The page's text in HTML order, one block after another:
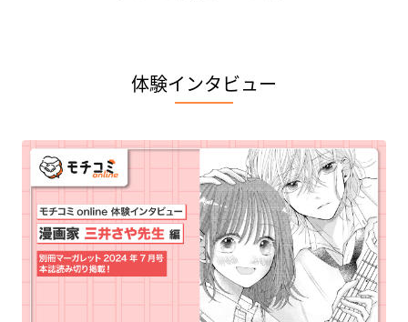
体験インタビュー